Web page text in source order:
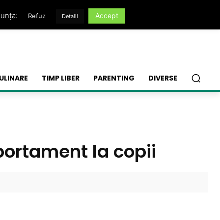
TIMP LIBER PARENTING DIVERSE
la copii
Refuz Detalii Accept